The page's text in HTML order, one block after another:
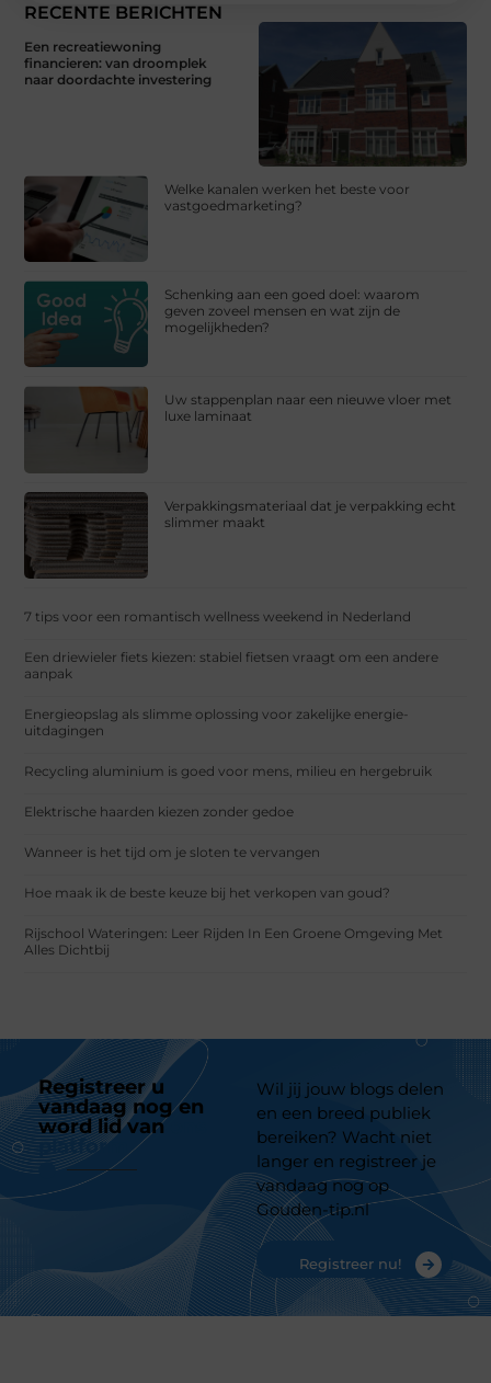
RECENTE BERICHTEN
Een recreatiewoning
financieren: van droomplek
naar doordachte investering
Welke kanalen werken het beste voor
vastgoedmarketing?
Schenking aan een goed doel: waarom
geven zoveel mensen en wat zijn de
mogelijkheden?
Uw stappenplan naar een nieuwe vloer met
luxe laminaat
Verpakkingsmateriaal dat je verpakking echt
slimmer maakt
7 tips voor een romantisch wellness weekend in Nederland
Een driewieler fiets kiezen: stabiel fietsen vraagt om een andere
aanpak
Energieopslag als slimme oplossing voor zakelijke energie-
uitdagingen
Recycling aluminium is goed voor mens, milieu en hergebruik
Elektrische haarden kiezen zonder gedoe
Wanneer is het tijd om je sloten te vervangen
Hoe maak ik de beste keuze bij het verkopen van goud?
Rijschool Wateringen: Leer Rijden In Een Groene Omgeving Met
Alles Dichtbij
Registreer u
vandaag nog en
word lid van
platform
Wil jij jouw blogs delen
en een breed publiek
bereiken? Wacht niet
langer en registreer je
vandaag nog op
Gouden-tip.nl
Registreer nu!